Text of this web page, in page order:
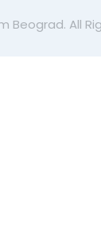
Beograd. All